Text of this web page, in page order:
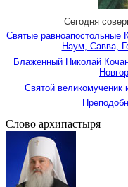
Сегодня
Святые равноапостольные
Наум, Савва,
Блаженный Николай
Святой великомученик
Слово архипастыря